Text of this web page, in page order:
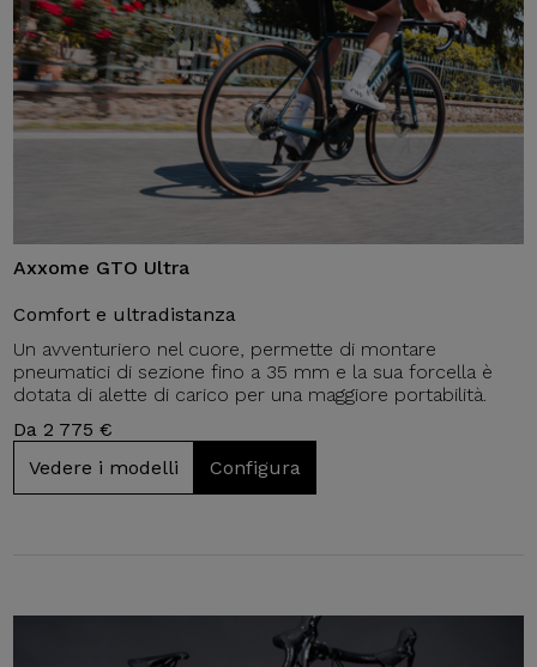
Axxome GTO Ultra
Comfort e ultradistanza
Un avventuriero nel cuore, permette di montare
pneumatici di sezione fino a 35 mm e la sua forcella è
dotata di alette di carico per una maggiore portabilità.
Da 2 775 €
Vedere i modelli
Configura